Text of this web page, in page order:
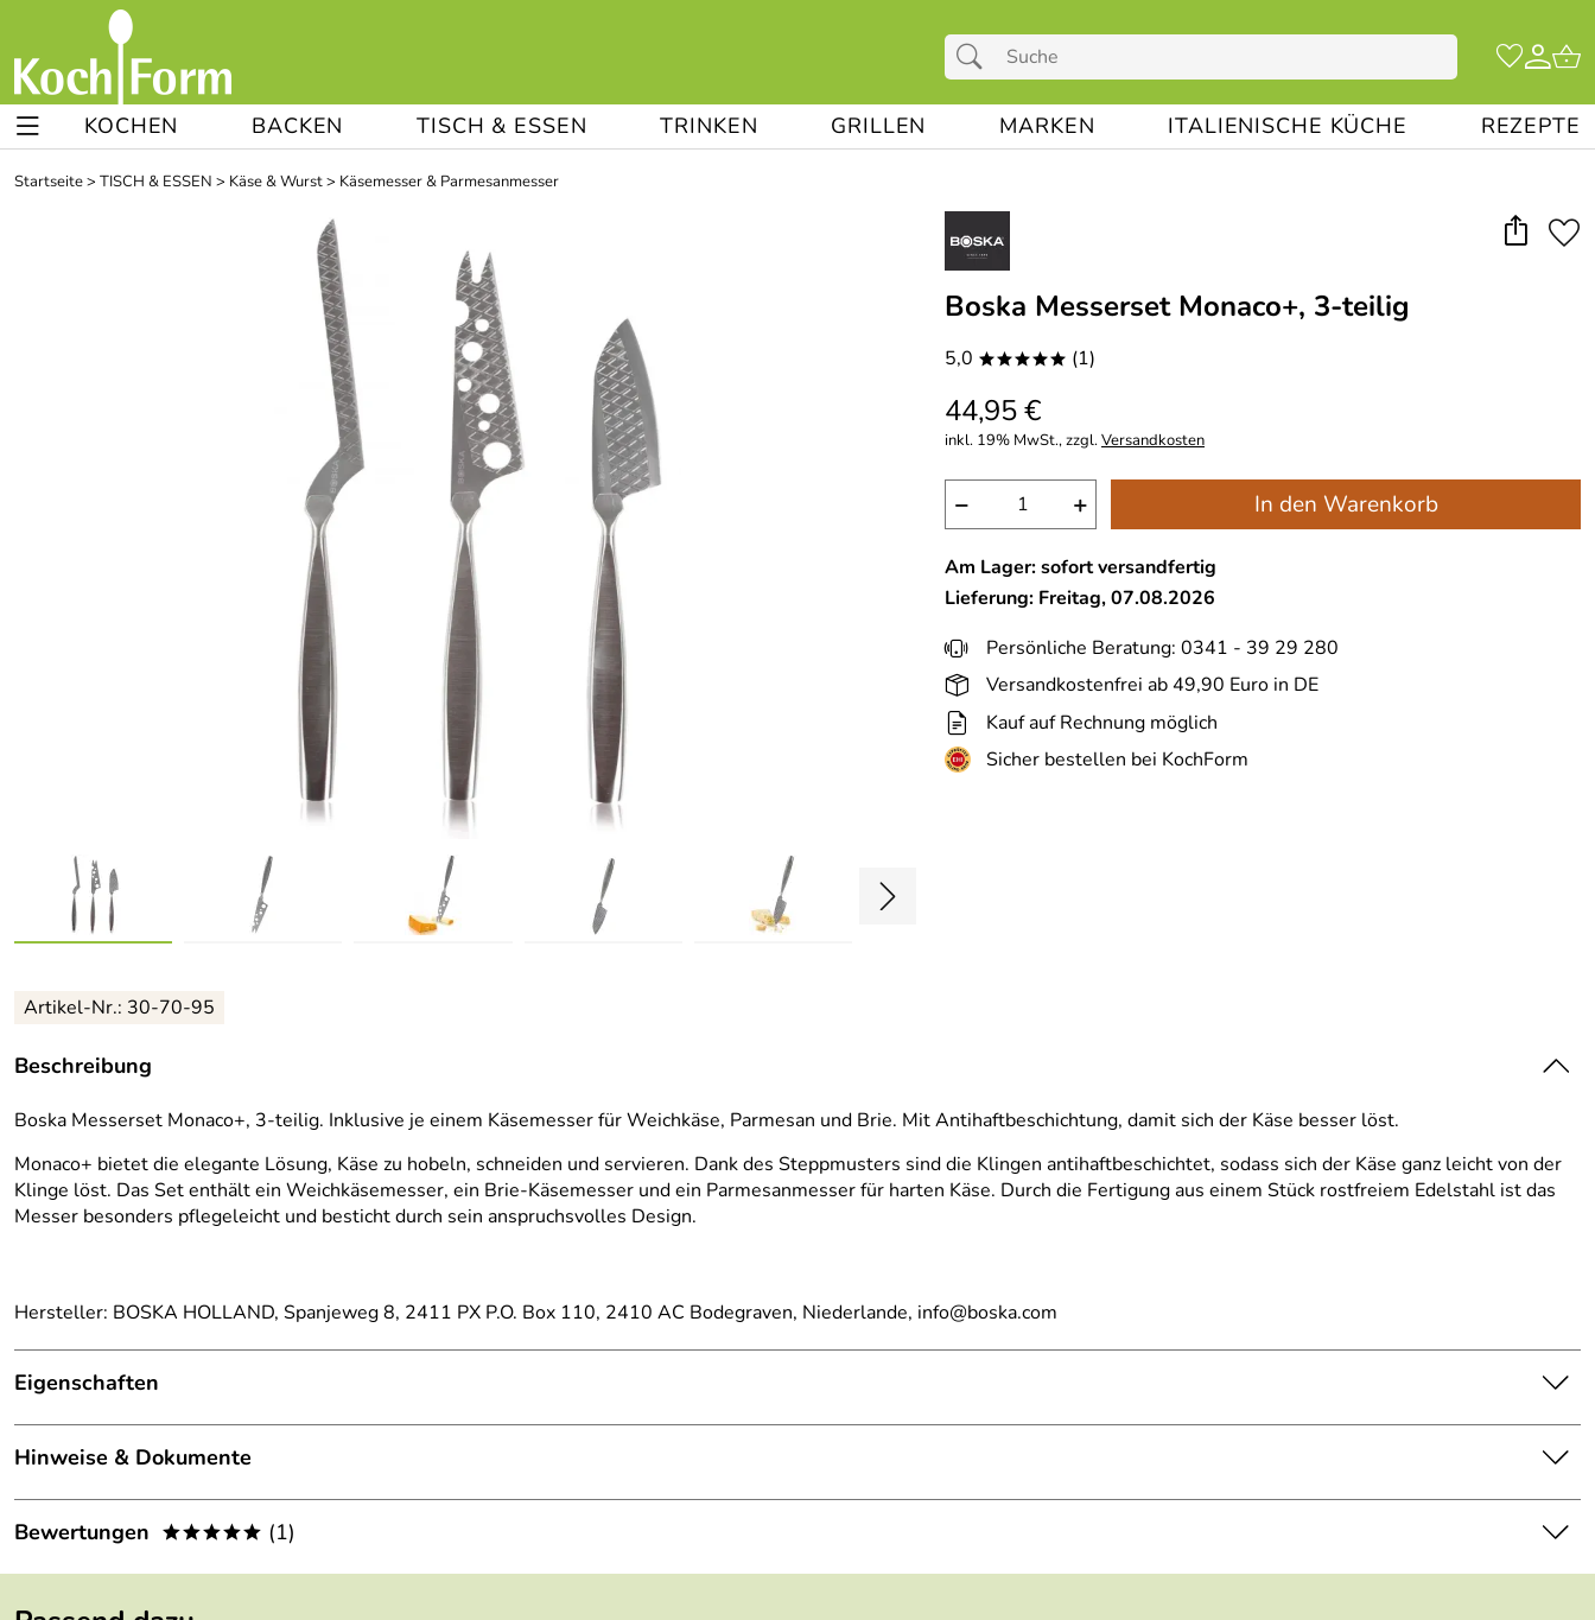
KOCHEN BACKEN TISCH & ESSEN TRINKEN GRILLEN MARKEN ITALIENISCHE KÜCHE REZEPTE
Startseite> TISCH & ESSEN > Käse & Wurst> Käsemesser & Parmesanmesser
Boska Messerset Monaco+, 3-teilig
5,0 ***** (1)
44,95 €
inkl. 19% MwSt., zzgl.Versandkosten
− + In den Warenkorb
Am Lager: sofort versandfertig
Lieferung: Freitag, 07.08.2026
Persönliche Beratung: 0341 - 39 29 280
Versandkostenfrei ab 49,90 Euro in DE
Kauf auf Rechnung möglich
Sicher bestellen bei KochForm
Artikel-Nr.: 30-70-95
Beschreibung
Boska Messerset Monaco+, 3-teilig. Inklusive je einem Käsemesser für Weichkäse, Parmesan und Brie. Mit Antihaftbeschichtung, damit sich der Käse besser löst.
Monaco+ bietet die elegante Lösung, Käse zu hobeln, schneiden und servieren. Dank des Steppmusters sind die Klingen antihaftbeschichtet, sodass sich der Käse ganz leicht von der
Klinge löst. Das Set enthält ein Weichkäsemesser, ein Brie-Käsemesser und ein Parmesanmesser für harten Käse. Durch die Fertigung aus einem Stück rostfreiem Edelstahl ist das
Messer besonders pflegeleicht und besticht durch sein anspruchsvolles Design.
Hersteller: BOSKA HOLLAND, Spanjeweg 8, 2411 PX P.O. Box 110, 2410 AC Bodegraven, Niederlande, info@boska.com
Eigenschaften
Spülmaschinenbeständig:
Hinweise & Dokumente
Dokumente zum Download:
Boska Garantieerklärung (72kB)
Bewertungen ***** (1)